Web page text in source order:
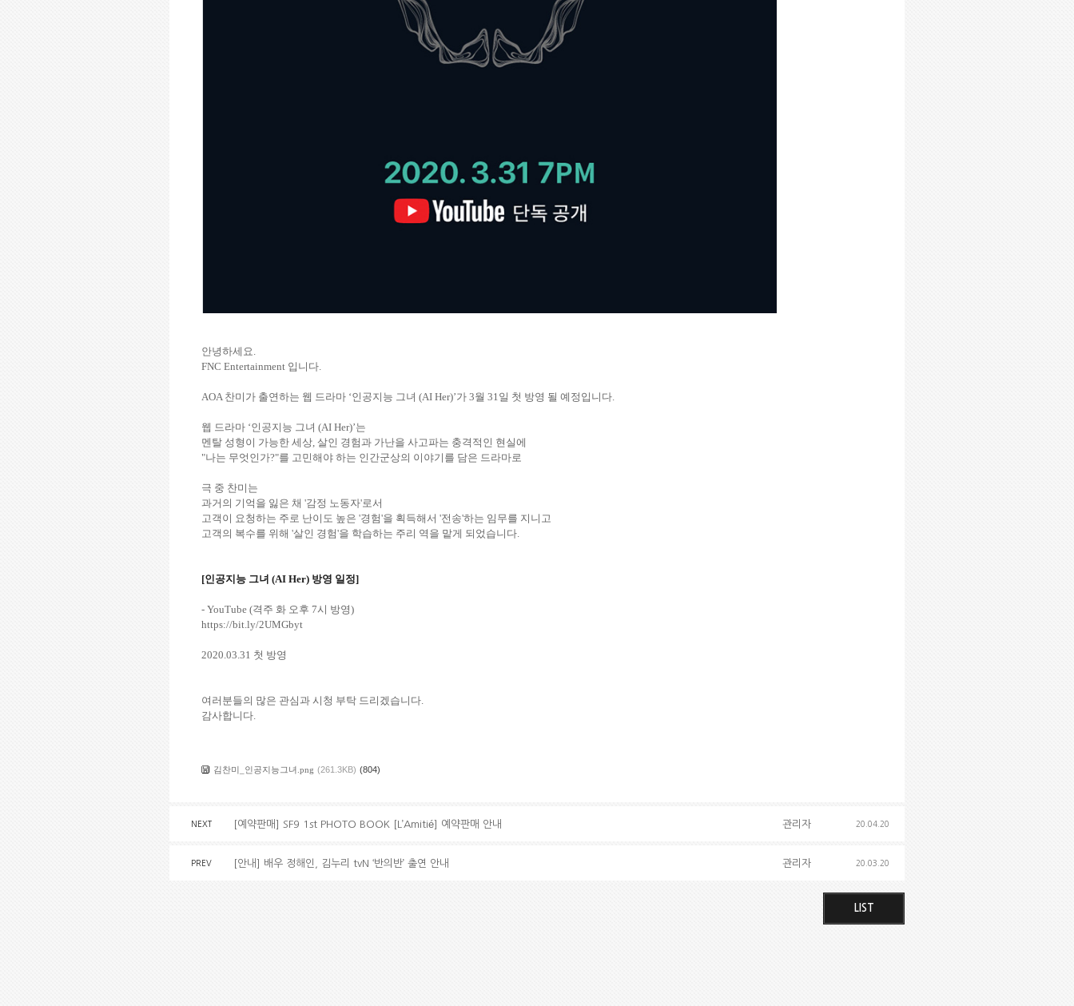
안녕하세요.
FNC Entertainment 입니다.
AOA 찬미가 출연하는 웹 드라마 ‘인공지능 그녀 (AI Her)’가 3월 31일 첫 방영 될 예정입니다.
웹 드라마 ‘인공지능 그녀 (AI Her)’는
멘탈 성형이 가능한 세상, 살인 경험과 가난을 사고파는 충격적인 현실에
"나는 무엇인가?"를 고민해야 하는 인간군상의 이야기를 담은 드라마로
극 중 찬미는
과거의 기억을 잃은 채 '감정 노동자'로서
고객이 요청하는 주로 난이도 높은 '경험'을 획득해서 '전송'하는 임무를 지니고
고객의 복수를 위해 '살인 경험'을 학습하는 주리 역을 맡게 되었습니다.
[인공지능 그녀 (AI Her) 방영 일정]
- YouTube (격주 화 오후 7시 방영)
https://bit.ly/2UMGbyt
2020.03.31 첫 방영
여러분들의 많은 관심과 시청 부탁 드리겠습니다.
감사합니다.
김찬미_인공지능그녀.png (261.3KB) (804)
NEXT [예약판매] SF9 1st PHOTO BOOK [L’Amitié] 예약판매 안내 관리자 20.04.20
PREV [안내] 배우 정해인, 김누리 tvN ‘반의반’ 출연 안내 관리자 20.03.20
LIST